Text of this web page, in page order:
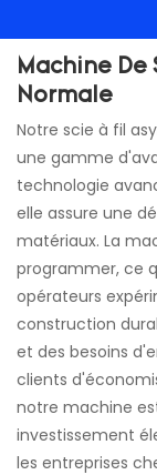
Machine De
Normale
Notre scie à fil
une gamme
technologie
elle assure une
matériaux. La
programmer, ce
opérateurs
construction
et des besoins
clients
notre machine
investissement
les entreprises